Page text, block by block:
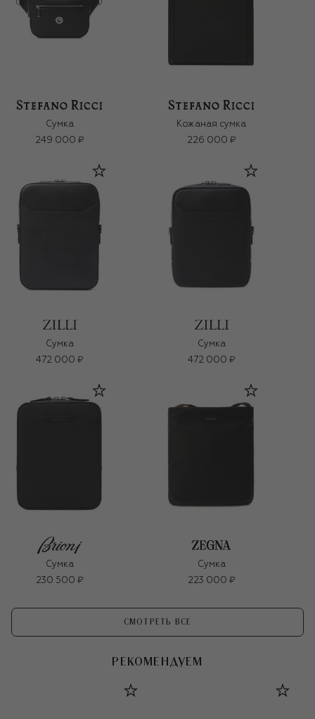
Сумка
249 000 ₽
Кожаная сумка
226 000 ₽
Сумка
472 000 ₽
Сумка
472 000 ₽
Сумка
230 500 ₽
Сумка
223 000 ₽
СМОТРЕТЬ ВСЕ
РЕКОМЕНДУЕМ